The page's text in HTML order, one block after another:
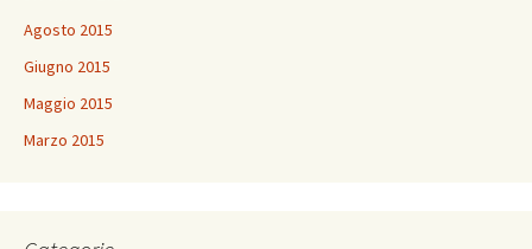
Agosto 2015
Giugno 2015
Maggio 2015
Marzo 2015